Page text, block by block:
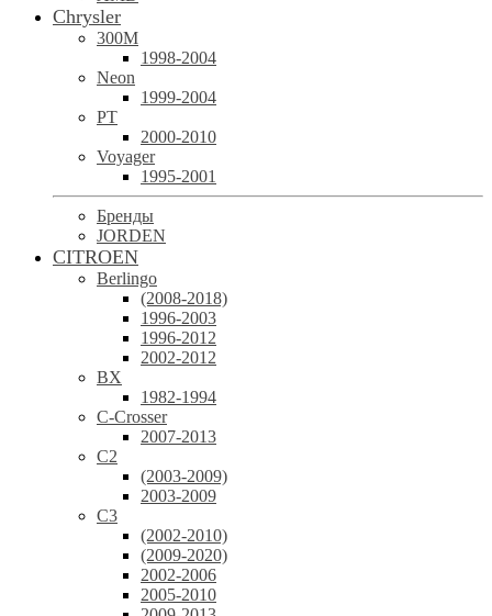
Chrysler
300M
1998-2004
Neon
1999-2004
PT
2000-2010
Voyager
1995-2001
Бренды
JORDEN
CITROEN
Berlingo
(2008-2018)
1996-2003
1996-2012
2002-2012
BX
1982-1994
C-Crosser
2007-2013
C2
(2003-2009)
2003-2009
C3
(2002-2010)
(2009-2020)
2002-2006
2005-2010